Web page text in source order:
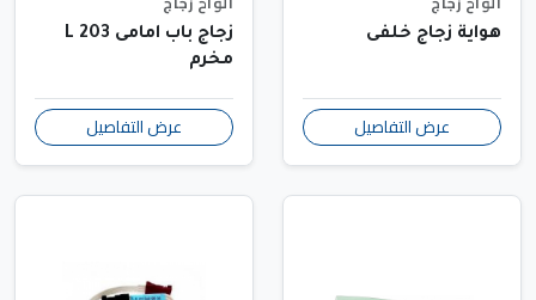
هواية زجاج خلفى
عرض التفاصيل
زجاج باب امامى 203 L
مخرم
عرض التفاصيل